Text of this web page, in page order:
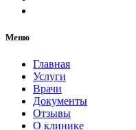
Меню
Главная
Услуги
Врачи
Документы
Отзывы
О клинике